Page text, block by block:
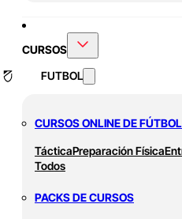
CURSOS
FUTBOL
CURSOS ONLINE DE FÚTBOL
TácticaPreparación Física
Todos
PACKS DE CURSOS